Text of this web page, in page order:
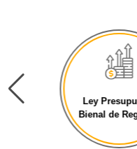
Ley
Bienal de